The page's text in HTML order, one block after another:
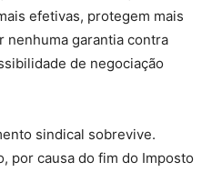
efetivas, protegem mais
nenhuma garantia contra
de negociação
sindical sobrevive.
por causa do fim do Imposto